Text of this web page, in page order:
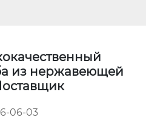
из нержавеющей
06-03